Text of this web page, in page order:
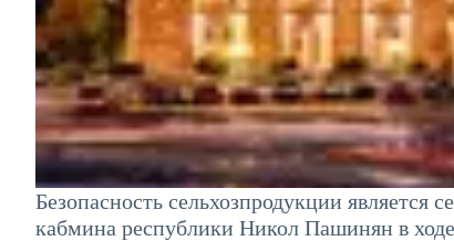
Безопасность сельхозпродукции является
кабмина республики Никол Пашинян в